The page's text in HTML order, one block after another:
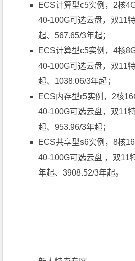
ECS计算型c5实例，2核
40-100G可选云盘，双11
起、567.65/3年起；
ECS计算型c5实例，4核
40-100G可选云盘，双11
起、1038.06/3年起；
ECS内存型r5实例，2核
40-100G可选云盘，双11
起、953.96/3年起；
ECS共享型s6实例，8核
40-100G可选云盘 ，双11
年起、3908.52/3年起。